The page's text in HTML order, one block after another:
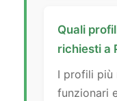
Quali
richiesti a
I profili più
funzionari